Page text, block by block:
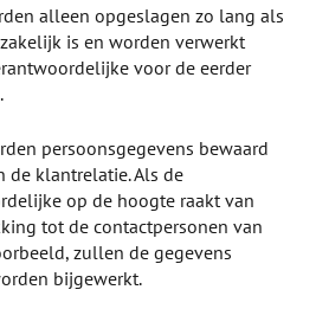
alleen opgeslagen zo lang als
is en worden verwerkt
voor de eerder
persoonsgegevens bewaard
de klantrelatie. Als de
op de hoogte raakt van
tot de contactpersonen van
zullen de gegevens
bijgewerkt.